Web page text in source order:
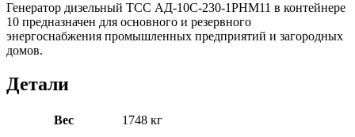
Генератор дизельный ТСС АД-10С-230-1РНМ11 в контейнере
10 предназначен для основного и резервного
энергоснабжения промышленных предприятий и загородных
домов.
Детали
Вес 1748 кг